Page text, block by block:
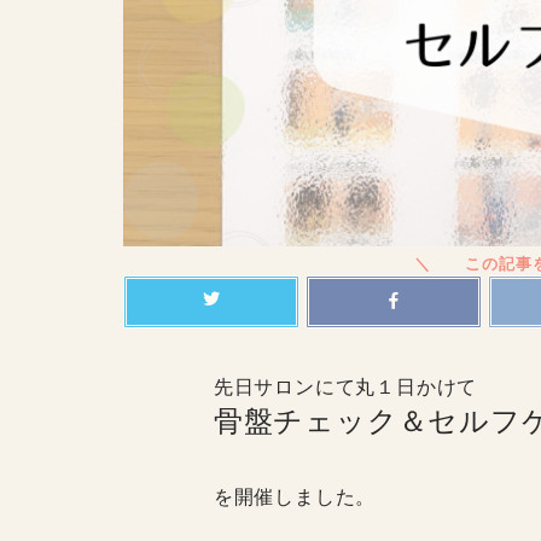
先日サロンにて丸１日かけて
骨盤チェック＆セルフ
を開催しました。